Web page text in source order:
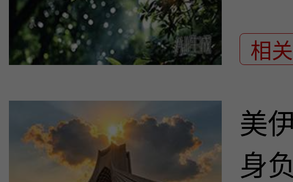
相关
美
身